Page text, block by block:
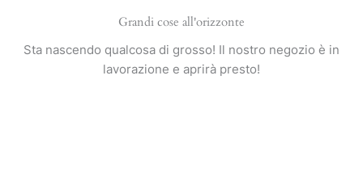
Grandi cose all'orizzonte
Sta nascendo qualcosa di grosso! Il nostro negozio è in
lavorazione e aprirà presto!